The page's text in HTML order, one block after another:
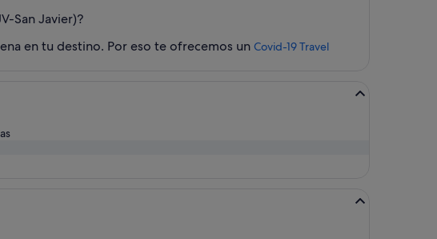
San Javier)?
en tu destino. Por eso te ofrecemos un Covid-19 Travel